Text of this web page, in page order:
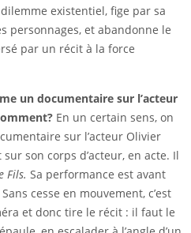
existentiel, fige par sa
personnages, et abandonne le
par un récit à la force
un documentaire sur l’acteur
En un certain sens, on
sur l’acteur Olivier
son corps d’acteur, en acte. Il
Fils. Sa performance est avant
cesse en mouvement, c’est
et donc tire le récit : il faut le